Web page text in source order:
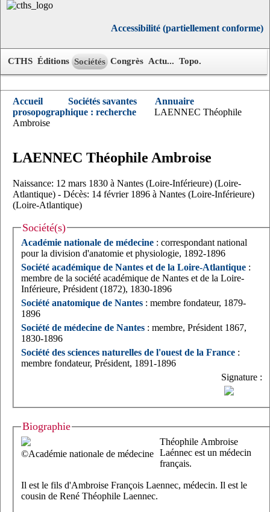
Accessibilité (partiellement conforme)
CTHS Éditions Sociétés Congrès Actu... Topo.
Accueil Sociétés savantes
Annuaire
prosopographique : recherche
LAENNEC Théophile
Ambroise
LAENNEC Théophile Ambroise
Naissance: 12 mars 1830 à Nantes (Loire-Inférieure) (Loire-
Atlantique) - Décès: 14 février 1896 à Nantes (Loire-Inférieure)
(Loire-Atlantique)
Société(s)
Académie nationale de médecine : correspondant national
pour la division d'anatomie et physiologie, 1892-1896
Société académique de Nantes et de la Loire-Atlantique :
membre de la société académique de Nantes et de la Loire-
Inférieure, Président (1872), 1830-1896
Société anatomique de Nantes : membre fondateur, 1879-
1896
Société de médecine de Nantes : membre, Président 1867,
1830-1896
Société des sciences naturelles de l'ouest de la France :
membre fondateur, Président, 1891-1896
Signature :
Biographie
©Académie nationale de médecine
Théophile Ambroise
Laénnec est un médecin
français.
Il est le fils d'Ambroise François Laennec, médecin. Il est le
cousin de René Théophile Laennec.